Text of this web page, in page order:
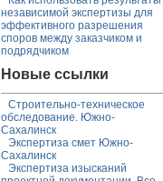
независимой экспертизы для
эффективного разрешения
споров между заказчиком и
подрядчиком
Новые ссылки
Строительно-техническое
обследование. Южно-
Сахалинск
Экспертиза смет Южно-
Сахалинск
Экспертиза изысканий